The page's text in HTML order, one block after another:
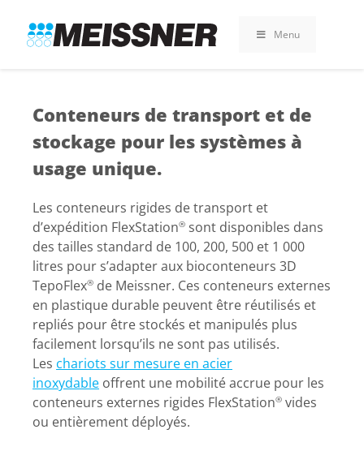
search
footer
contenu
Menu
Conteneurs de transport et de
stockage pour les systèmes à
usage unique.
Les conteneurs rigides de transport et
d’expédition FlexStation® sont disponibles dans
des tailles standard de 100, 200, 500 et 1 000
litres pour s’adapter aux bioconteneurs 3D
TepoFlex® de Meissner. Ces conteneurs externes
en plastique durable peuvent être réutilisés et
repliés pour être stockés et manipulés plus
facilement lorsqu’ils ne sont pas utilisés.
Les chariots sur mesure en acier
inoxydable offrent une mobilité accrue pour les
conteneurs externes rigides FlexStation® vides
ou entièrement déployés.